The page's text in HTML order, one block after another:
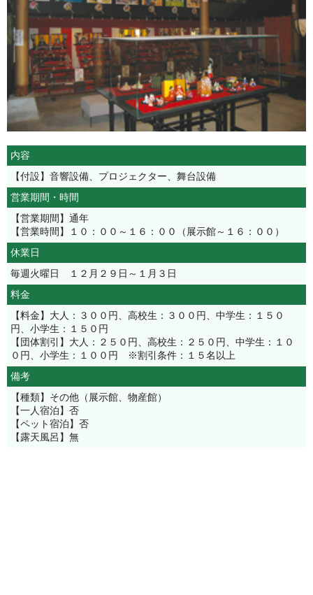
内容
【付設】音響設備、プロジェクター、舞台設備
営業期間・時間
【営業期間】通年
【営業時間】１０：００～１６：００（展示館～１６：００）
休業日
毎週火曜日 １２月２９日～１月３日
料金
【料金】大人：３００円、高校生：３００円、中学生：１５０
円、小学生：１５０円
【団体割引】大人：２５０円、高校生：２５０円、中学生：１０
０円、小学生：１００円 ※割引条件：１５名以上
備考
【種類】その他（展示館、物産館）
【一人宿泊】否
【ペット宿泊】否
【露天風呂】無